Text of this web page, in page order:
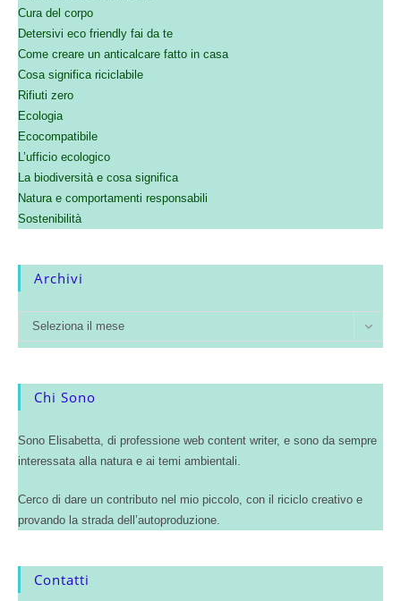
Cura del corpo
Detersivi eco friendly fai da te
Come creare un anticalcare fatto in casa
Cosa significa riciclabile
Rifiuti zero
Ecologia
Ecocompatibile
L’ufficio ecologico
La biodiversità e cosa significa
Natura e comportamenti responsabili
Sostenibilità
Archivi
Seleziona il mese
Chi Sono
Sono Elisabetta, di professione web content writer, e sono da sempre
interessata alla natura e ai temi ambientali.
Cerco di dare un contributo nel mio piccolo, con il riciclo creativo e
provando la strada dell’autoproduzione.
Contatti